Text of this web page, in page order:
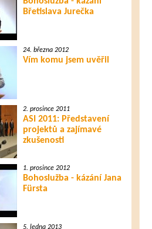
Břetislava Jurečka
24. března 2012
Vím komu jsem uvěřil
2. prosince 2011
ASI 2011: Představení
projektů a zajímavé
zkušenosti
1. prosince 2012
Bohoslužba - kázání Jana
Fürsta
5. ledna 2013